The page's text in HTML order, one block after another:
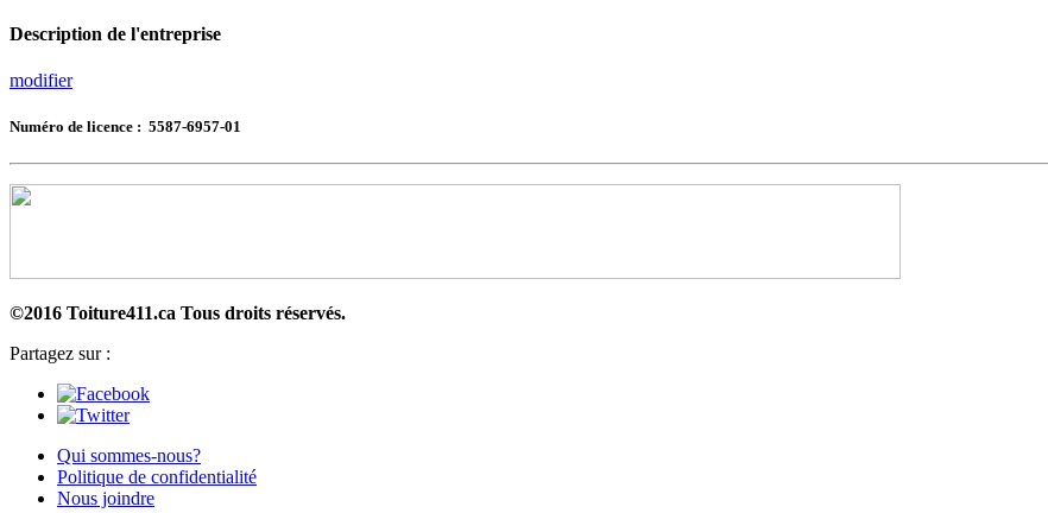
Description de l'entreprise
modifier
Numéro de licence : 5587-6957-01
©2016 Toiture411.ca Tous droits réservés.
Partagez sur :
Qui sommes-nous?
Politique de confidentialité
Nous joindre